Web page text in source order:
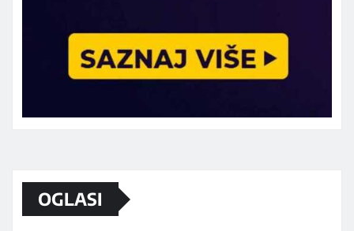
OGLASI
Od sada mali oglasi i na sajtu